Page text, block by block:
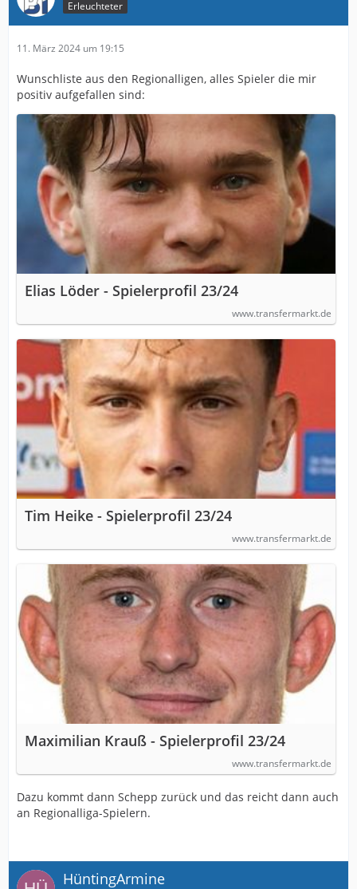
Erleuchteter
11. März 2024 um 19:15
Wunschliste aus den Regionalligen, alles Spieler die mir
positiv aufgefallen sind:
Elias Löder - Spielerprofil 23/24
www.transfermarkt.de
Tim Heike - Spielerprofil 23/24
www.transfermarkt.de
Maximilian Krauß - Spielerprofil 23/24
www.transfermarkt.de
Dazu kommt dann Schepp zurück und das reicht dann auch
an Regionalliga-Spielern.
HüntingArmine